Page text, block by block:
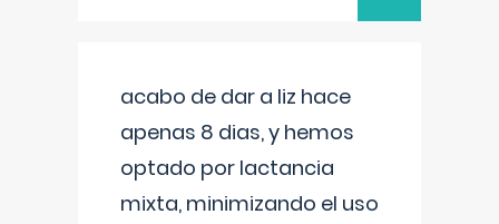
acabo de dar a liz hace
apenas 8 dias, y hemos
optado por lactancia
mixta, minimizando el uso